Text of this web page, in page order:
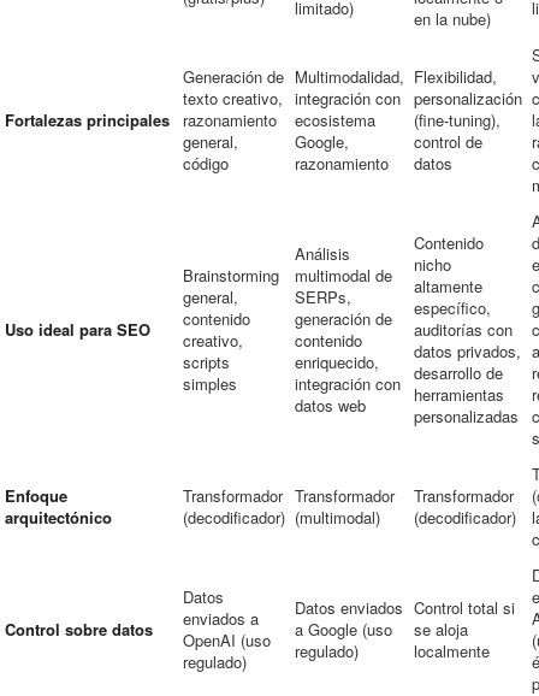
limitado)
en la nube)
Fortalezas principales
Generación de
texto creativo,
razonamiento
general,
código
Multimodalidad,
integración con
ecosistema
Google,
razonamiento
Flexibilidad,
personalización
(fine-tuning),
control de
datos
Uso ideal para SEO
Brainstorming
general,
contenido
creativo,
scripts
simples
Análisis
multimodal de
SERPs,
generación de
contenido
enriquecido,
integración con
datos web
Contenido
nicho
altamente
específico,
auditorías con
datos privados,
desarrollo de
herramientas
personalizadas
Enfoque
arquitectónico
Transformador
(decodificador)
Transformador
(multimodal)
Transformador
(decodificador)
Control sobre datos
Datos
enviados a
OpenAI (uso
regulado)
Datos enviados
a Google (uso
regulado)
Control total si
se aloja
localmente